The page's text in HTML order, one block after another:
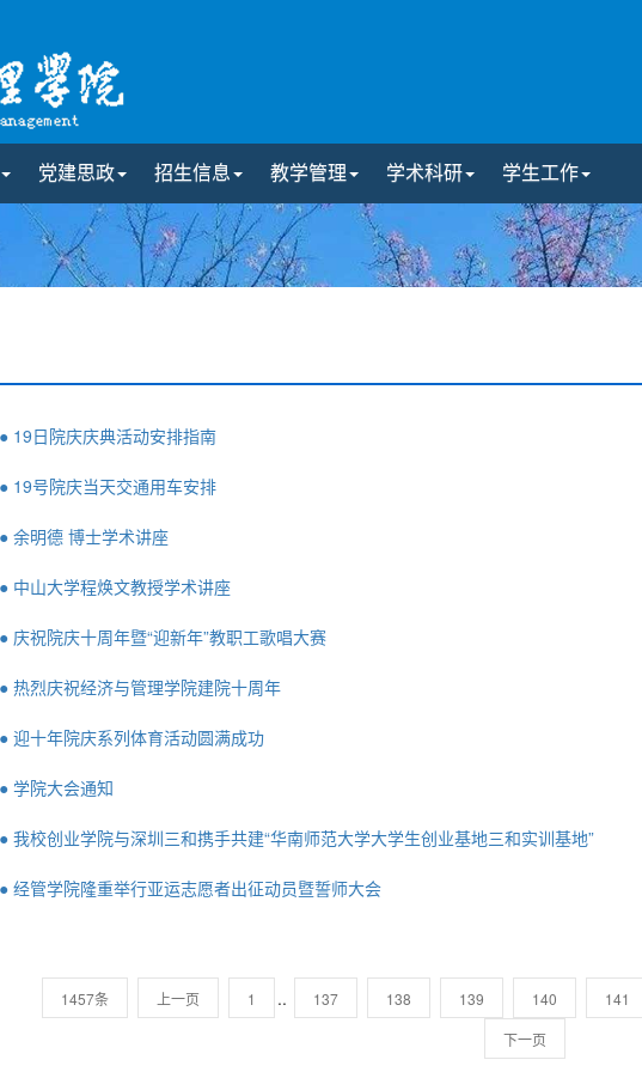
党建思政 招生信息 教学管理 学术科研 学生工作
● 19日院庆庆典活动安排指南
● 19号院庆当天交通用车安排
● 余明德 博士学术讲座
● 中山大学程焕文教授学术讲座
● 庆祝院庆十周年暨“迎新年”教职工歌唱大赛
● 热烈庆祝经济与管理学院建院十周年
● 迎十年院庆系列体育活动圆满成功
● 学院大会通知
● 我校创业学院与深圳三和携手共建“华南师范大学大学生创业基地三和实训基地”
● 经管学院隆重举行亚运志愿者出征动员暨誓师大会
1457条 上一页 1 .. 137 138 139 140 141
下一页